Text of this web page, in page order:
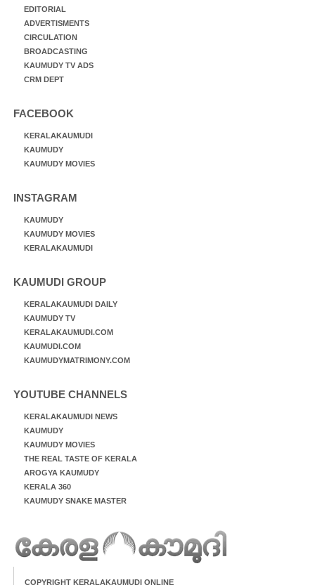
EDITORIAL
ADVERTISMENTS
CIRCULATION
BROADCASTING
KAUMUDY TV ADS
CRM DEPT
FACEBOOK
KERALAKAUMUDI
KAUMUDY
KAUMUDY MOVIES
INSTAGRAM
KAUMUDY
KAUMUDY MOVIES
KERALAKAUMUDI
KAUMUDI GROUP
KERALAKAUMUDI DAILY
KAUMUDY TV
KERALAKAUMUDI.COM
KAUMUDI.COM
KAUMUDYMATRIMONY.COM
YOUTUBE CHANNELS
KERALAKAUMUDI NEWS
KAUMUDY
KAUMUDY MOVIES
THE REAL TASTE OF KERALA
AROGYA KAUMUDY
KERALA 360
KAUMUDY SNAKE MASTER
COPYRIGHT KERALAKAUMUDI ONLINE